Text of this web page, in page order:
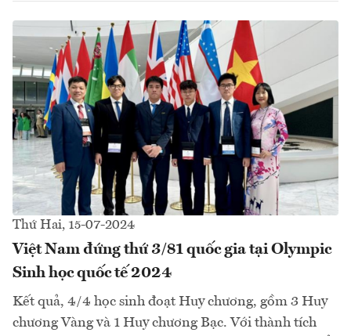
Thứ Hai, 15-07-2024
Việt Nam đứng thứ 3/81 quốc gia tại Olympic
Sinh học quốc tế 2024
Kết quả, 4/4 học sinh đoạt Huy chương, gồm 3 Huy
chương Vàng và 1 Huy chương Bạc. Với thành tích